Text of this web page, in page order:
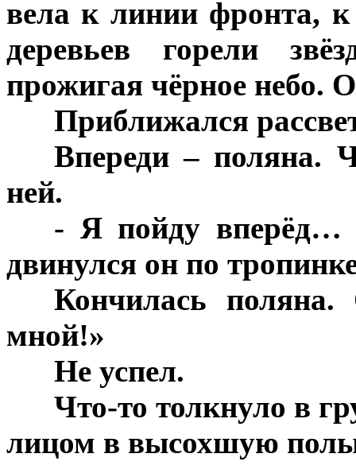
вела к линии фронта,
деревьев горели
прожигая чёрное небо.
Приближался
Впереди – поляна.
ней.
- Я пойду вперёд…
двинулся он по
Кончилась
мной!»
Не успел.
Что-то толкнуло в
лицом в высохшую